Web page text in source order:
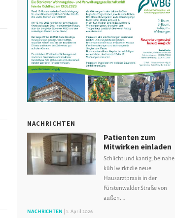
NACHRICHTEN
Patienten zum
Mitwirken einladen
Schlicht und kantig, beinahe
kühl wirkt die neue
Hausarztpraxis in der
Fürstenwalder Straße von
außen.…
NACHRICHTEN 1. April 2026